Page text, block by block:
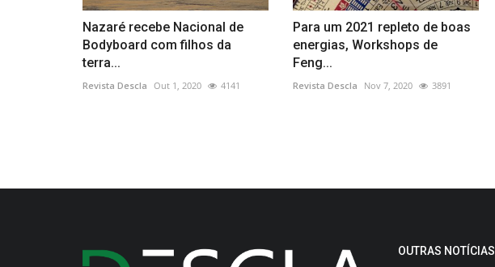
Nazaré recebe Nacional de
Bodyboard com filhos da
terra...
Revista Descla Out 1, 2020 4141
Para um 2021 repleto de boas
energias, Workshops de
Feng...
Revista Descla Nov 7, 2020 3891
OUTRAS NOTÍCIAS